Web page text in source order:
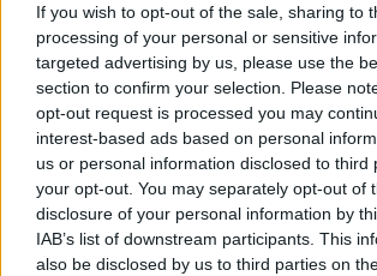
If you wish to opt-out of the sale, sharing to
processing of your personal or sensitive
targeted advertising by us, please use the
section to confirm your selection. Please
opt-out request is processed you may
interest-based ads based on personal
us or personal information disclosed to third
your opt-out. You may separately opt-out of
disclosure of your personal information by
IAB’s list of downstream participants. This
also be disclosed by us to third parties on
Dom postavený na
,,krídlach“ sa akoby vznáša
vo vzduchu a ponúka
neopakovateľné výhľady na
okolitú krajinu
KOMENTÁRE